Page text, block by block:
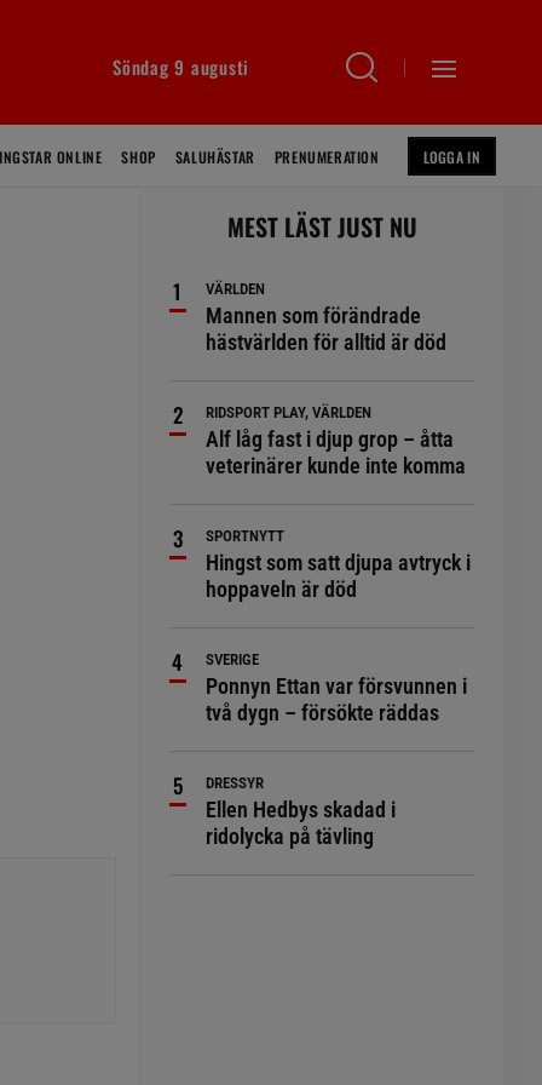
Söndag 9 augusti
ONLINE SHOP SALUHÄSTAR PRENUMERATION LOGGA IN
MEST LÄST JUST NU
VÄRLDEN
Mannen som förändrade
hästvärlden för alltid är död
RIDSPORT PLAY, VÄRLDEN
Alf låg fast i djup grop – åtta
veterinärer kunde inte komma
SPORTNYTT
Hingst som satt djupa avtryck i
hoppaveln är död
SVERIGE
Ponnyn Ettan var försvunnen i
två dygn – försökte räddas
DRESSYR
Ellen Hedbys skadad i
ridolycka på tävling